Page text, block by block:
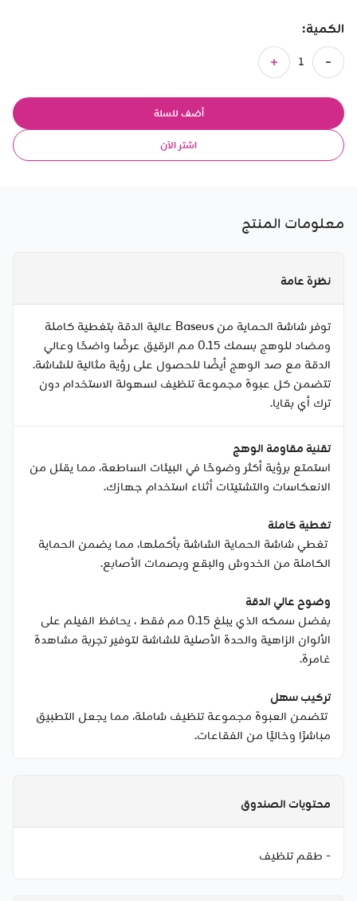
الكمية:
أضف للسلة
اشتر الآن
معلومات المنتج
نظرة عامة
توفر شاشة الحماية من Baseus عالية الدقة بتغطية كاملة
ومضاد للوهج بسمك 0.15 مم الرقيق عرضًا واضحًا وعالي
الدقة مع صد الوهج أيضًا للحصول على رؤية مثالية للشاشة.
تتضمن كل عبوة مجموعة تنظيف لسهولة الاستخدام دون
ترك أي بقايا.
تقنية مقاومة الوهج
استمتع برؤية أكثر وضوحًا في البيئات الساطعة، مما يقلل من
الانعكاسات والتشتيتات أثناء استخدام جهازك.
تغطية كاملة
تغطي شاشة الحماية الشاشة بأكملها، مما يضمن الحماية
الكاملة من الخدوش والبقع وبصمات الأصابع.
وضوح عالي الدقة
بفضل سمكه الذي يبلغ 0.15 مم فقط ، يحافظ الفيلم على
الألوان الزاهية والحدة الأصلية للشاشة لتوفير تجربة مشاهدة
غامرة.
تركيب سهل
تتضمن العبوة مجموعة تنظيف شاملة، مما يجعل التطبيق
مباشرًا وخاليًا من الفقاعات.
محتويات الصندوق
- طقم تنظيف